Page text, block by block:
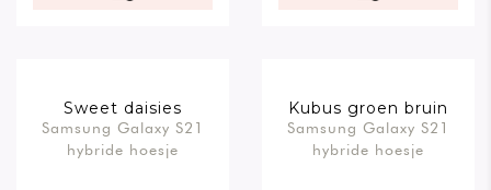
Sweet daisies
Samsung Galaxy S21
hybride hoesje
Kubus groen bruin
Samsung Galaxy S21
hybride hoesje